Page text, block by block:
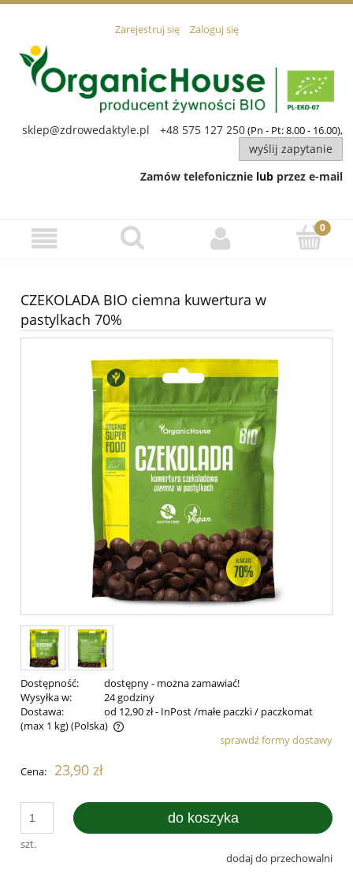
Zarejestruj się Zaloguj się
sklep@zdrowedaktyle.pl +48 575 127 250(Pn - Pt: 8.00 - 16.00),
wyślij zapytanie
Zamów telefonicznie lub przez e-mail
CZEKOLADA BIO ciemna kuwertura w
pastylkach 70%
Dostępność:
dostępny - można zamawiać!
Wysyłka w:
24 godziny
Dostawa:
od 12,90 zł- InPost /małe paczki / paczkomat
(max 1 kg)(Polska)
Cena nie zawiera ewentualnych kosztów płatnościsprawdź formy dostawy
Cena: 23,90 zł
szt.
do koszyka
dodaj do przechowalni